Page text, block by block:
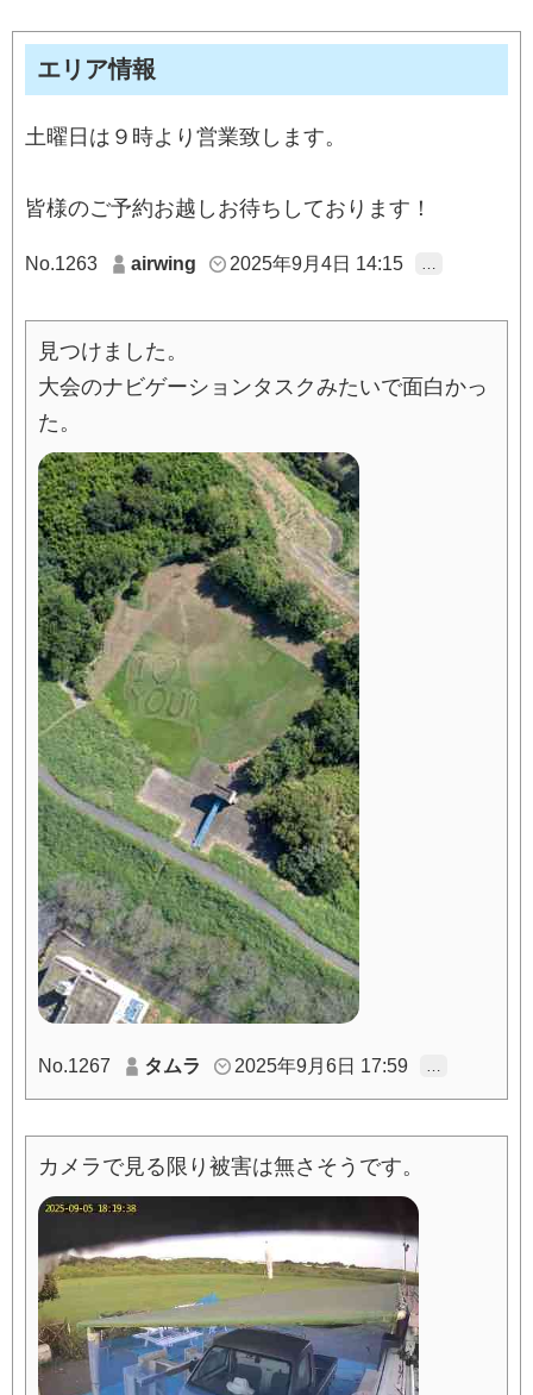
エリア情報
土曜日は９時より営業致します。
皆様のご予約お越しお待ちしております！
No.1263 airwing 2025年9月4日 14:15 …
見つけました。
大会のナビゲーションタスクみたいで面白かっ
た。
No.1267 タムラ 2025年9月6日 17:59 …
カメラで見る限り被害は無さそうです。